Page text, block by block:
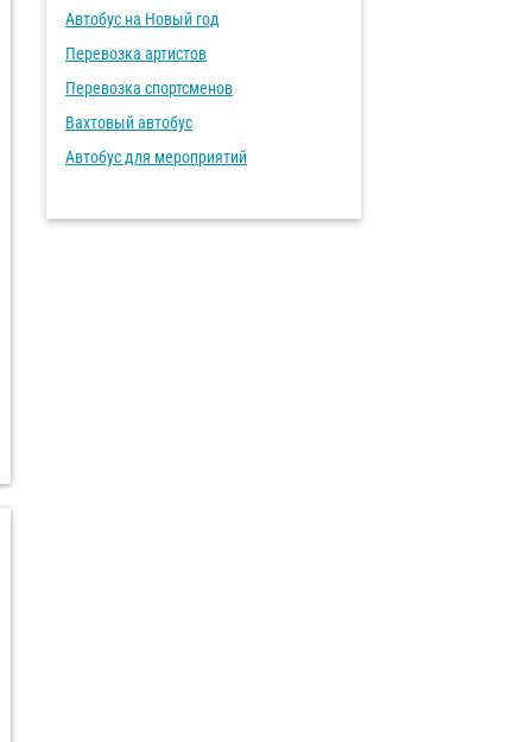
Автобус на Новый год
Перевозка артистов
Перевозка спортсменов
Вахтовый автобус
Автобус для мероприятий